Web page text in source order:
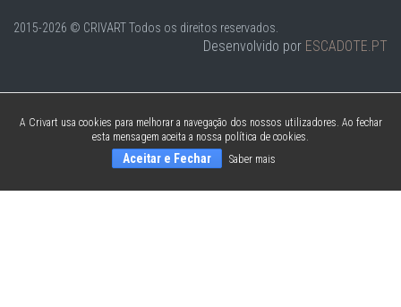
2015-2026 © CRIVARTTodos os direitos reservados.
Desenvolvido por ESCADOTE.PT
A Crivart usa cookies para melhorar a navegação dos nossos utilizadores. Ao fechar
esta mensagem aceita a nossa política de cookies.
Aceitar e Fechar Saber mais